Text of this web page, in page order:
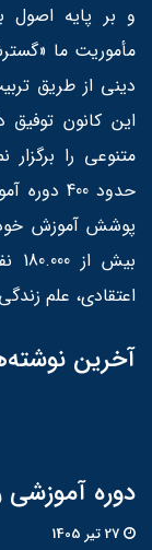
مأموریت ما
دینی از طریق
متنوعی را
پوشش آموزش خود
اعتقادی، علم
آخرین
دوره آموزشی